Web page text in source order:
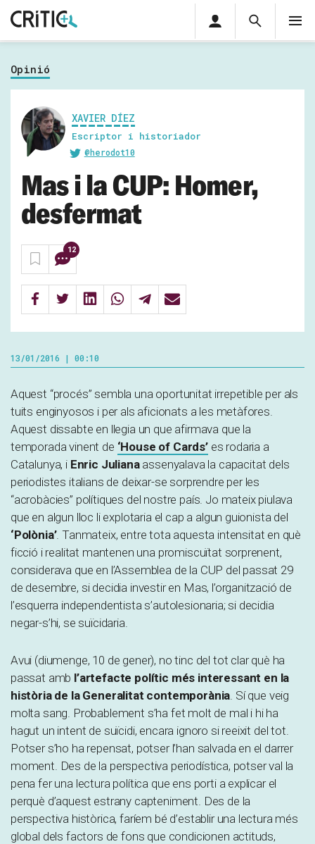
Cerca
Cerca
privada
Inicia sessió
Opinió
XAVIER DÍEZ
Escriptor i historiador
@herodot10
Mas i la CUP: Homer,
desfermat
12
13/01/2016 | 00:10
Aquest “procés” sembla una oportunitat irrepetible per als
tuits enginyosos i per als aficionats a les metàfores.
Aquest dissabte en llegia un que afirmava que la
temporada vinent de ‘House of Cards’es rodaria a
Catalunya, i Enric Julianaassenyalava la capacitat dels
periodistes italians de deixar-se sorprendre per les
“acrobàcies” polítiques del nostre país. Jo mateix piulava
que en algun lloc li explotaria el cap a algun guionista del
‘Polònia’. Tanmateix, entre tota aquesta intensitat en què
ficció i realitat mantenen una promiscuïtat sorprenent,
considerava que en l’Assemblea de la CUP del passat 29
de desembre, si decidia investir en Mas, l’organització de
l’esquerra independentista s’autolesionaria; si decidia
negar-s’hi, se suïcidaria.
Avui (diumenge, 10 de gener), no tinc del tot clar què ha
passat amb l’artefacte polític més interessant en la
història de la Generalitat contemporània . Sí que veig
molta sang. Probablement s’ha fet molt de mal i hi ha
hagut un intent de suïcidi, encara ignoro si reeixit del tot.
Potser s’ho ha repensat, potser l’han salvada en el darrer
moment. Des de la perspectiva periodística, potser val la
pena fer una lectura política que ens porti a explicar el
perquè d’aquest estrany capteniment. Des de la
perspectiva històrica, faríem bé d’establir una lectura més
global dels factors de fons que condicionen actituds,